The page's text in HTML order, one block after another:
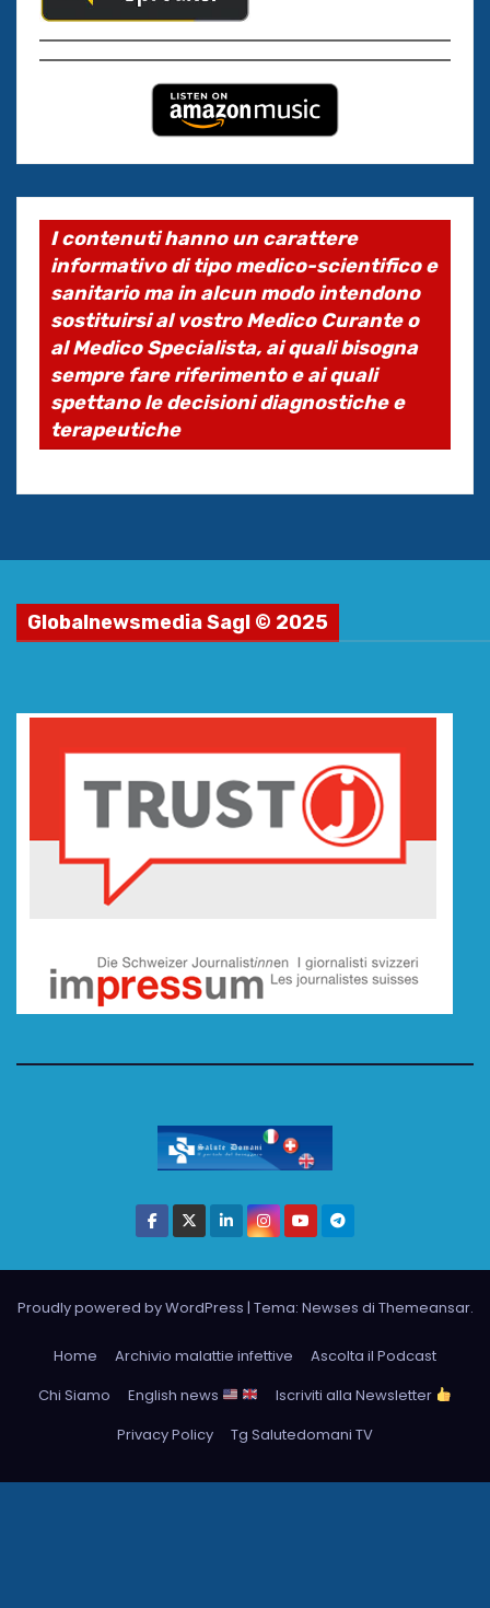
I contenuti hanno un carattere
informativo di tipo medico-scientifico e
sanitario ma in alcun modo intendono
sostituirsi al vostro Medico Curante o
al Medico Specialista, ai quali bisogna
sempre fare riferimento e ai quali
spettano le decisioni diagnostiche e
terapeutiche
Globalnewsmedia Sagl © 2025
Proudly powered by WordPress | Tema: Newses di Themeansar.
Home Archivio malattie infettive
Ascolta il Podcast
Chi Siamo
English news
Iscriviti alla Newsletter
Privacy Policy
Tg Salutedomani TV